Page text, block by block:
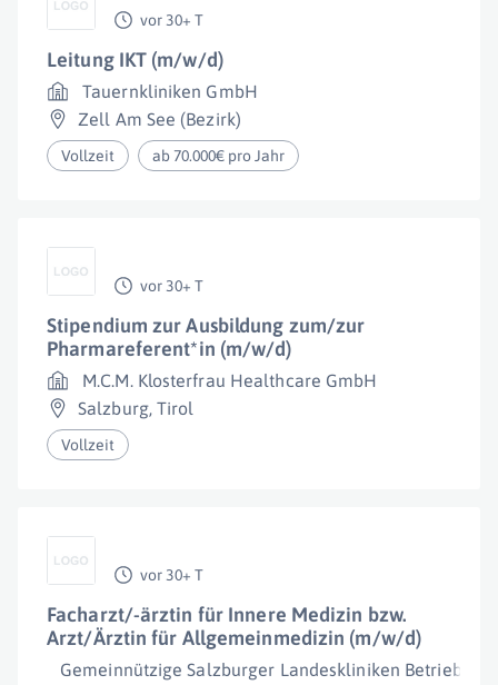
vor 30+ T
Leitung IKT (m/w/d)
Tauernkliniken GmbH
Zell Am See (Bezirk)
Vollzeit ab 70.000€ pro Jahr
vor 30+ T
Stipendium zur Ausbildung zum/zur
Pharmareferent*in (m/w/d)
M.C.M. Klosterfrau Healthcare GmbH
Salzburg,Tirol
Vollzeit
vor 30+ T
Facharzt/-ärztin für Innere Medizin bzw.
Arzt/Ärztin für Allgemeinmedizin (m/w/d)
Gemeinnützige Salzburger Landeskliniken